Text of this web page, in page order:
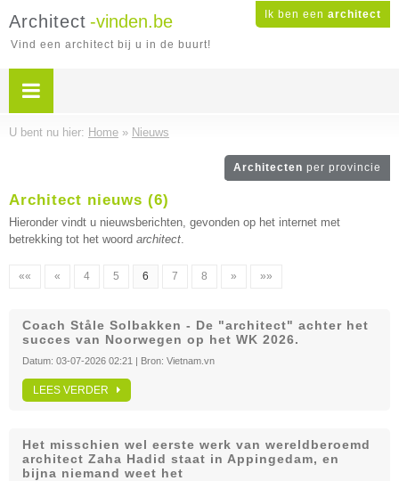
Ik ben een architect
Architect -vinden.be
Vind een architect bij u in de buurt!
U bent nu hier: Home » Nieuws
Architecten per provincie
Architect nieuws (6)
Hieronder vindt u nieuwsberichten, gevonden op het internet met
betrekking tot het woord architect.
«« « 4 5 6 7 8 » »»
Coach Ståle Solbakken - De "architect" achter het
succes van Noorwegen op het WK 2026.
Datum: 03-07-2026 02:21 | Bron: Vietnam.vn
LEES VERDER
Het misschien wel eerste werk van wereldberoemd
architect Zaha Hadid staat in Appingedam, en
bijna niemand weet het